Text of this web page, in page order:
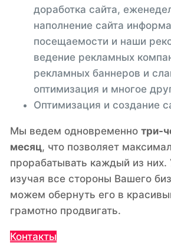
доработка сайта,
наполнение сайта
посещаемости и наши
ведение рекламных
рекламных баннеров и
оптимизация и многое
Оптимизация и создание
Мы ведем одновременно три-
месяц, что позволяет
прорабатывать каждый из них.
изучая все стороны Вашего
можем обернуть его в
грамотно продвигать.
Контакты